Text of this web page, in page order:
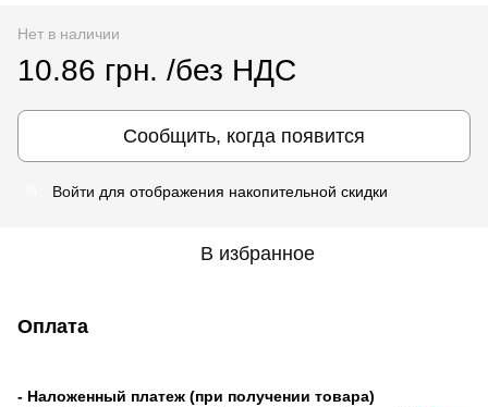
Нет в наличии
10.86 грн. /без НДС
Сообщить, когда появится
Войти для отображения накопительной скидки
В избранное
Оплата
- Наложенный платеж (при получении товара)